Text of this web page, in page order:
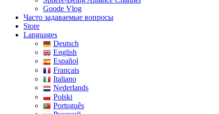
Goode Vlog
Часто задаваемые вопросы
Store
Languages
Deutsch
English
Español
Français
Italiano
Nederlands
Polski
Português